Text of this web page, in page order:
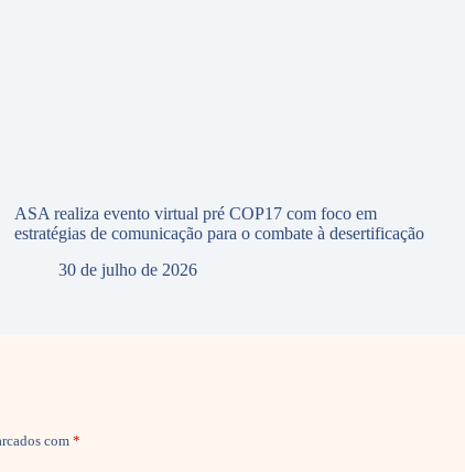
ASA realiza evento virtual pré COP17 com foco em
estratégias de comunicação para o combate à desertificação
30 de julho de 2026
com *